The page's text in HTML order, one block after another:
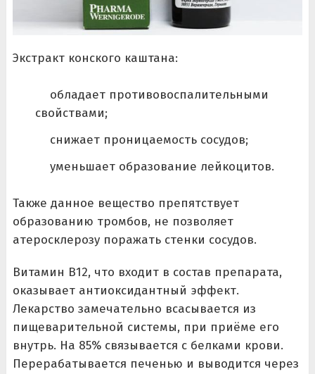
Экстракт конского каштана:
обладает противовоспалительными
свойствами;
снижает проницаемость сосудов;
уменьшает образование лейкоцитов.
Также данное вещество препятствует
образованию тромбов, не позволяет
атеросклерозу поражать стенки сосудов.
Витамин В12, что входит в состав препарата,
оказывает антиоксидантный эффект.
Лекарство замечательно всасывается из
пищеварительной системы, при приёме его
внутрь. На 85% связывается с белками крови.
Перерабатывается печенью и выводится через